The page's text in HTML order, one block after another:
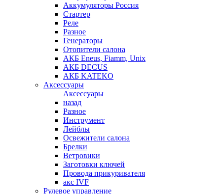
Аккумуляторы Россия
Стартер
Реле
Разное
Генераторы
Отопители салона
АКБ Eneus, Fiamm, Unix
АКБ DECUS
АКБ KATEKO
Аксессуары
Аксессуары
назад
Разное
Инструмент
Лейблы
Освежители салона
Брелки
Ветровики
Заготовки ключей
Провода прикуривателя
акс IVF
Рулевое управление